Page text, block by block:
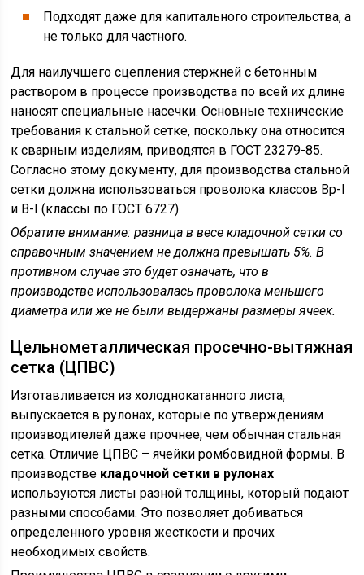
Подходят даже для капитального строительства, а
не только для частного.
Для наилучшего сцепления стержней с бетонным
раствором в процессе производства по всей их длине
наносят специальные насечки. Основные технические
требования к стальной сетке, поскольку она относится
к сварным изделиям, приводятся в ГОСТ 23279-85.
Согласно этому документу, для производства стальной
сетки должна использоваться проволока классов Bp-I
и B-I (классы по ГОСТ 6727).
Обратите внимание: разница в весе кладочной сетки со
справочным значением не должна превышать 5%. В
противном случае это будет означать, что в
производстве использовалась проволока меньшего
диаметра или же не были выдержаны размеры ячеек.
Цельнометаллическая просечно-вытяжная
сетка (ЦПВС)
Изготавливается из холоднокатанного листа,
выпускается в рулонах, которые по утверждениям
производителей даже прочнее, чем обычная стальная
сетка. Отличие ЦПВС – ячейки ромбовидной формы. В
производстве кладочной сетки в рулонах
используются листы разной толщины, который подают
разными способами. Это позволяет добиваться
определенного уровня жесткости и прочих
необходимых свойств.